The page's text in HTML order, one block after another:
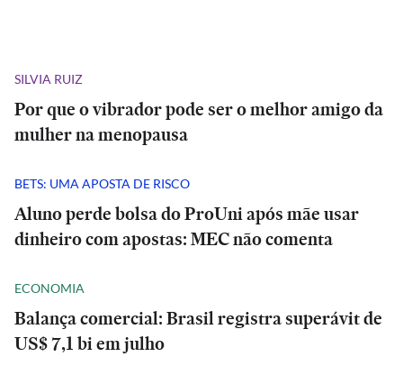
SILVIA RUIZ
Por que o vibrador pode ser o melhor amigo da
mulher na menopausa
BETS: UMA APOSTA DE RISCO
Aluno perde bolsa do ProUni após mãe usar
dinheiro com apostas: MEC não comenta
ECONOMIA
Balança comercial: Brasil registra superávit de
US$ 7,1 bi em julho